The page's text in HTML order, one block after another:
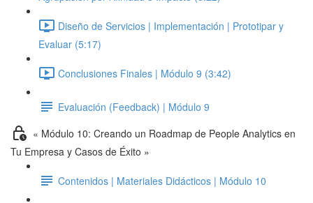
Diseño de Servicios | Implementación | Prototipar y
Evaluar (5:17)
Conclusiones Finales | Módulo 9 (3:42)
Evaluación (Feedback) | Módulo 9
« Módulo 10: Creando un Roadmap de People Analytics en
Tu Empresa y Casos de Éxito »
Contenidos | Materiales Didácticos | Módulo 10